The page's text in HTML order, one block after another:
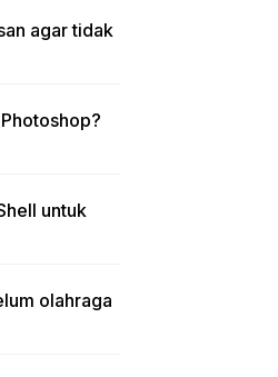
agar tidak
untuk
olahraga